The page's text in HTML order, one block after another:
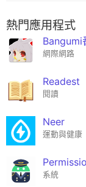
熱門應用程式
Bangumi
網際網路
Readest
閱讀
Neer
運動與健康
系統